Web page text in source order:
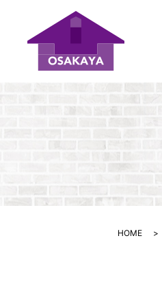
HOME